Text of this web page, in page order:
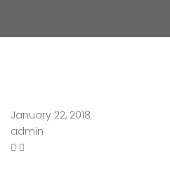
January 22, 2018
admin